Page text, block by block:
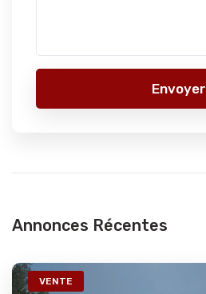
Envoyer
Annonces Récentes
VENTE